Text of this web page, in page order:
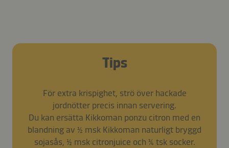
Tips
För extra krispighet, strö över hackade
jordnötter precis innan servering.
Du kan ersätta Kikkoman ponzu citron med en
blandning av ½ msk Kikkoman naturligt bryggd
sojasås, ½ msk citronjuice och ¼ tsk socker.